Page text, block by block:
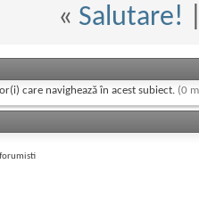
« Salutare!
care navighează în acest subiect. (0